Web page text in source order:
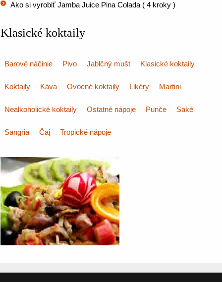
Ako si vyrobiť Jamba Juice Pina Colada ( 4 kroky )
Klasické koktaily
Barové náčinie Pivo Jablčný mušt Klasické koktaily
Koktaily Káva Ovocné koktaily Likéry Martini
Nealkoholické koktaily Ostatné nápoje Punče Saké
Sangria Čaj Tropické nápoje